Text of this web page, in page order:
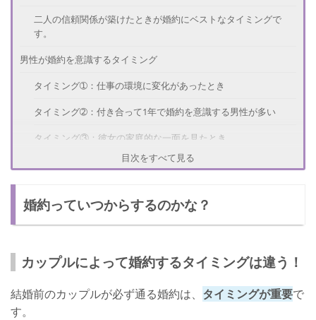
二人の信頼関係が築けたときが婚約にベストなタイミングで
す。
男性が婚約を意識するタイミング
タイミング➀：仕事の環境に変化があったとき
タイミング➁：付き合って1年で婚約を意識する男性が多い
タイミング③：彼女の家庭的な一面を見たとき
婚約から入籍のタイミングは？
いつから婚約をするのかは人それぞれ！
目次をすべて見る
婚約っていつからするのかな？
カップルによって婚約するタイミングは違う！
結婚前のカップルが必ず通る婚約は、 タイミングが重要で
す。